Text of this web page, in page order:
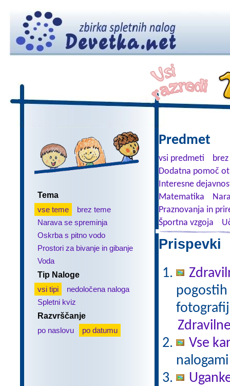
Tema
vse teme
brez teme
Narava se spreminja
Oskrba s pitno vodo
Prostori za bivanje in gibanje
Voda
Tip Naloge
vsi tipi
nedoločena naloga
Spletni kviz
Razvrščanje
po naslovu
po datumu
Predmet
vsi predmeti
Dodatna pomoč
Interesne
Matematika
Praznovanja in
Športna vzgoja
Prispevki
pogostih
Vse